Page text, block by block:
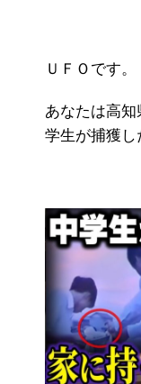
ＵＦＯです。
あなたは高
学生が捕獲し